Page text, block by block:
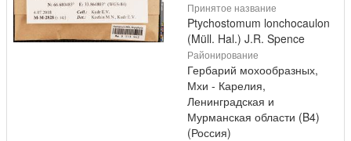
Принятое название
Ptychostomum lonchocaulon
(Müll. Hal.) J.R. Spence
Районирование
Гербарий мохообразных,
Мхи - Карелия,
Ленинградская и
Мурманская области (B4)
(Россия)